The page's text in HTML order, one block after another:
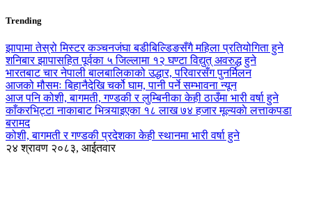
Trending
झापामा तेस्रो मिस्टर कञ्चनजंघा बडीबिल्डिङसँगै महिला प्रतियोगिता हुने
शनिबार झापासहित पूर्वका ५ जिल्लामा १२ घण्टा विद्युत् अवरुद्ध हुने
भारतबाट चार नेपाली बालबालिकाको उद्धार, परिवारसँग पुनर्मिलन
आजको मौसमः बिहानैदेखि चर्को घाम, पानी पर्ने सम्भावना न्यून
आज पनि कोशी, बागमती, गण्डकी र लुम्बिनीका केही ठाउँमा भारी वर्षा हुने
काँकरभिट्टा नाकाबाट भित्र्याइएका १८ लाख ७४ हजार मूल्यकाे लत्ताकपडा
बरामद
कोशी, बागमती र गण्डकी प्रदेशका केही स्थानमा भारी वर्षा हुने
२४ श्रावण २०८३, आईतवार